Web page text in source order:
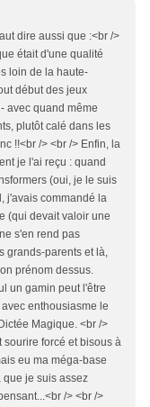
dire aussi que :<br />
était d'une qualité
loin de la haute-
début des jeux
avec quand même
plutôt calé dans les
!!<br /> <br /> Enfin, la
je l'ai reçu : quand
(oui, je le suis
j'avais commandé la
(qui devait valoir une
s'en rend pas
grands-parents et là,
prénom dessus.
un gamin peut l'être
enthousiasme le
Magique. <br />
sourire forcé et bisous à
eu ma méga-base
que je suis assez
/> <br />